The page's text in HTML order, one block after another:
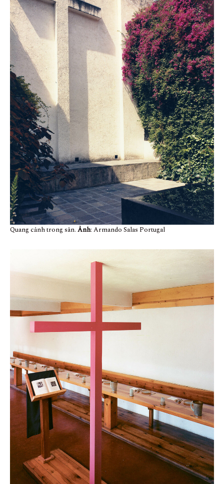
Quang cảnh trong sân. Ảnh: Armando Salas Portugal